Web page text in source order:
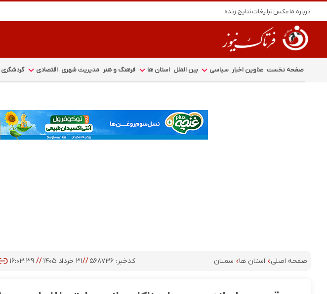
درباره ماعکستبلیغاتنتایج زنده
صفحه نخست عناوین اخبار سیاسی بین الملل استان ها فرهنگ و هنر مدیریت شهری اقتصادی گردشگری
صفحه اصلی استان ها سمنان کدخبر: ۵۶۸۷۳۶ //۳۱ خرداد ۱۴۰۵ // ۱۶:۰۳:۳۹